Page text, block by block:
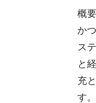
概要
か
ス
と
充
す。